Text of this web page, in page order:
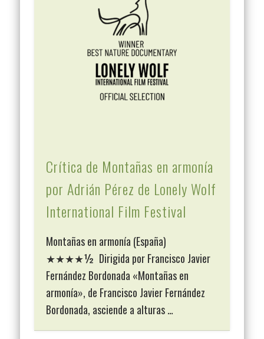
Crítica de Montañas en armonía
por Adrián Pérez de Lonely Wolf
International Film Festival
Montañas en armonía (España)
★★★★½ Dirigida por Francisco Javier
Fernández Bordonada «Montañas en
armonía», de Francisco Javier Fernández
Bordonada, asciende a alturas …